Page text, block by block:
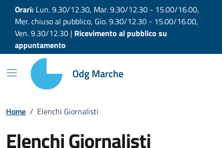
Vai ai contenuti
Vai al footer
Orari: Lun. 9.30/12.30, Mar. 9.30/12.30 - 15.00/16.00,
Mer. chiuso al pubblico, Gio. 9.30/12.30 - 15.00/16.00,
Ven. 9.30/12.30 | Ricevimento al pubblico su
appuntamento
Odg Marche
Home / Elenchi Giornalisti
Elenchi Giornalisti